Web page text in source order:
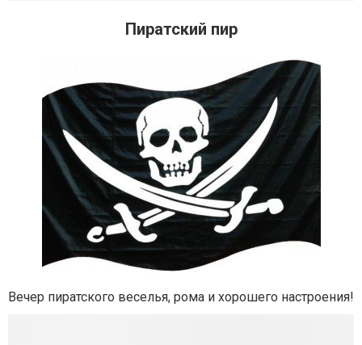
Пиратский пир
Вечер пиратского веселья, рома и хорошего настроения!